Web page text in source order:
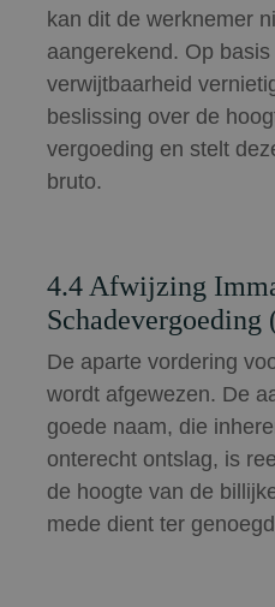
kan dit de werknemer
aangerekend. Op
verwijtbaarheid
beslissing over de
vergoeding en stelt
bruto.
4.4 Afwijzing
De aparte vordering
wordt afgewezen. De
goede naam, die
onterecht ontslag, is
de hoogte van de
mede dient ter